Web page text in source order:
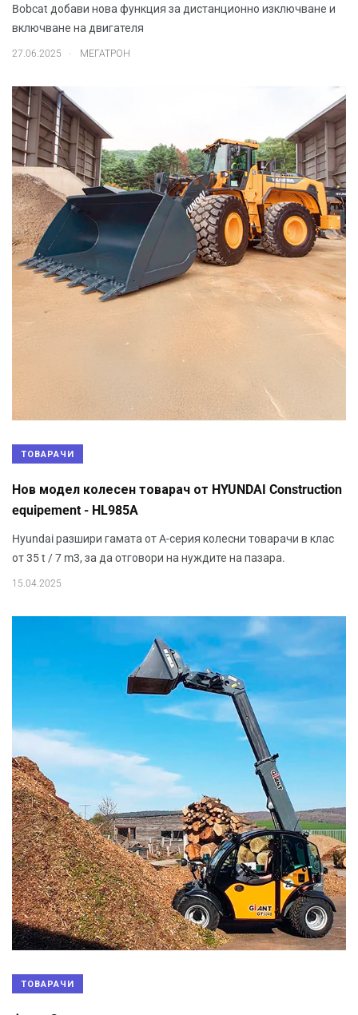
Bobcat добави нова функция за дистанционно изключване и
включване на двигателя
27.06.2025 . МЕГАТРОН
ТОВАРАЧИ
Нов модел колесен товарач от HYUNDAI Construction
equipement - HL985A
Hyundai разшири гамата от A-серия колесни товарачи в клас
от 35 t / 7 m3, за да oтговори на нуждите на пазара.
15.04.2025
ТОВАРАЧИ